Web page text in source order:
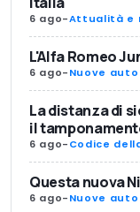
6 ago-Attualità e
L'Alfa Romeo
6 ago-Nuove auto
La distanza di
il
6 ago-Codice
Questa nuova
6 ago-Nuove auto